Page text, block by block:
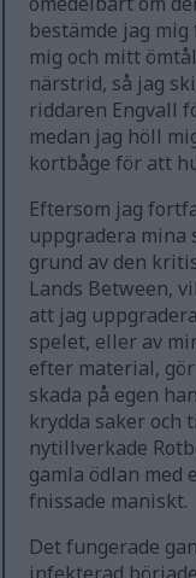
bestämde jag
mig och mitt
närstrid, så jag
riddaren Engvall
medan jag höll
kortbåge för att
Eftersom jag
uppgradera mina
grund av den
Lands Between,
att jag
spelet, eller av
efter material,
skada på egen
krydda saker och
nytillverkade
gamla ödlan med
fnissade maniskt.
Det fungerade